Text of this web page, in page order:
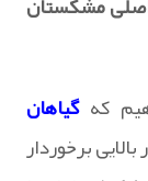
که گیاهان
برخوردار